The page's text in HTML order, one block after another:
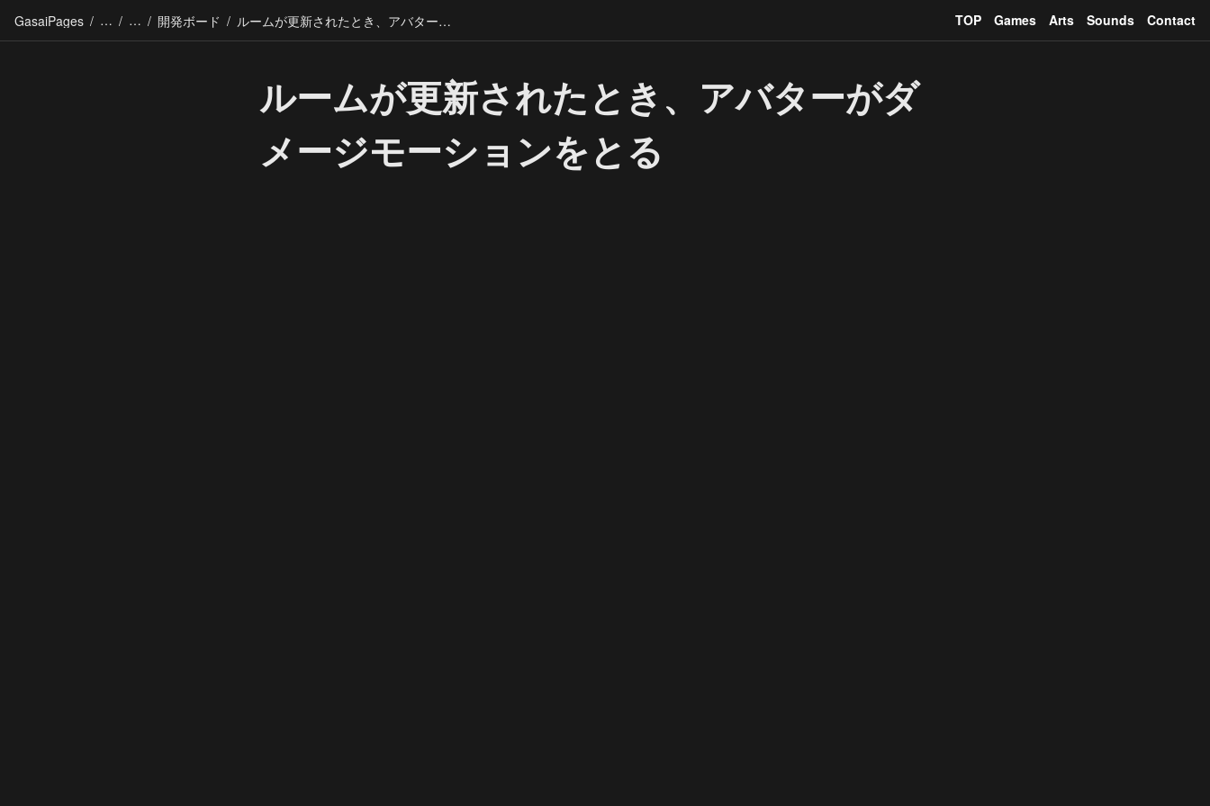
GasaiPages / / / 開発ボード / ルームが更新されたとき、アバターがダメージモーションをとる TOP Games Arts Sounds Contact
ルームが更新されたとき、アバターがダ
メージモーションをとる